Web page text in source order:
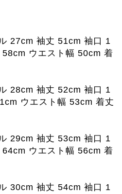
27cm 袖丈 51cm 袖口 1
ウエスト幅 50cm 着
28cm 袖丈 52cm 袖口 1
ウエスト幅 53cm 着丈
29cm 袖丈 53cm 袖口 1
ウエスト幅 56cm 着
30cm 袖丈 54cm 袖口 1